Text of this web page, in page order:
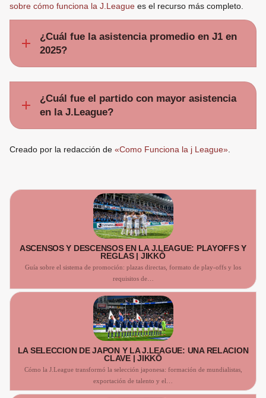
sobre cómo funciona la J.League es el recurso más completo.
¿Cuál fue la asistencia promedio en J1 en
2025?
¿Cuál fue el partido con mayor asistencia
en la J.League?
Creado por la redacción de «Como Funciona la j League»
ASCENSOS Y DESCENSOS EN LA J.LEAGUE: PLAYOFFS Y
REGLAS | JIKKŌ
Guía sobre el sistema de promoción: plazas directas, formato de play-offs y los
requisitos de…
LA SELECCIÓN DE JAPÓN Y LA J.LEAGUE: UNA RELACIÓN
CLAVE | JIKKŌ
Cómo la J.League transformó la selección japonesa: formación de mundialistas,
exportación de talento y el…